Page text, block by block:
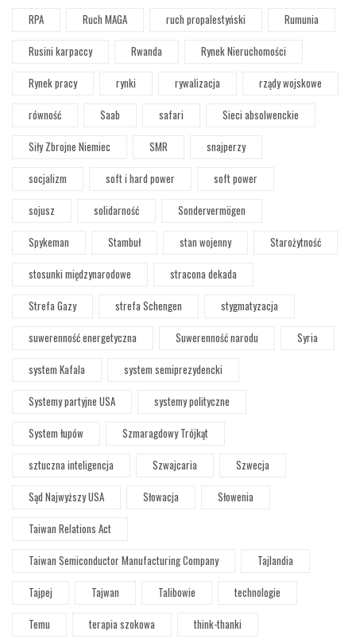
RPA
Ruch MAGA ruch propalestyński
Rumunia
Rusini karpaccy
Rwanda
Rynek Nieruchomości
Rynek pracy
rynki rywalizacja
rządy wojskowe
równość
Saab safari
Sieci absolwenckie
Siły Zbrojne Niemiec
SMR
snajperzy
socjalizm
soft i hard power
soft power
sojusz
solidarność
Sondervermögen
Spykeman
Stambuł stan wojenny
Starożytność
stosunki międzynarodowe
stracona dekada
Strefa Gazy
strefa Schengen
stygmatyzacja
suwerenność energetyczna
Suwerenność narodu
Syria
system Kafala
system semiprezydencki
Systemy partyjne USA
systemy polityczne
System łupów
Szmaragdowy Trójkąt
sztuczna inteligencja
Szwajcaria
Szwecja
Sąd Najwyższy USA
Słowacja
Słowenia
Taiwan Relations Act
Taiwan Semiconductor Manufacturing Company
Tajlandia
Tajpej
Tajwan Talibowie
technologie
Temu
terapia szokowa
think-thanki